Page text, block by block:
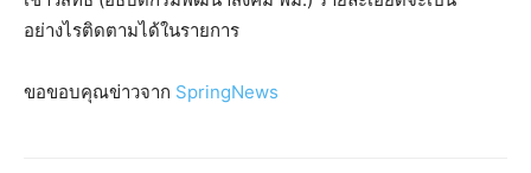
อย่างไรติดตามได้ในรายการ
ขอขอบคุณข่าวจาก SpringNews